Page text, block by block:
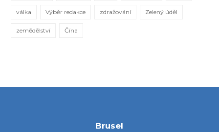
válka Výběr redakce zdražování Zelený úděl
zemědělství Čína
Brusel